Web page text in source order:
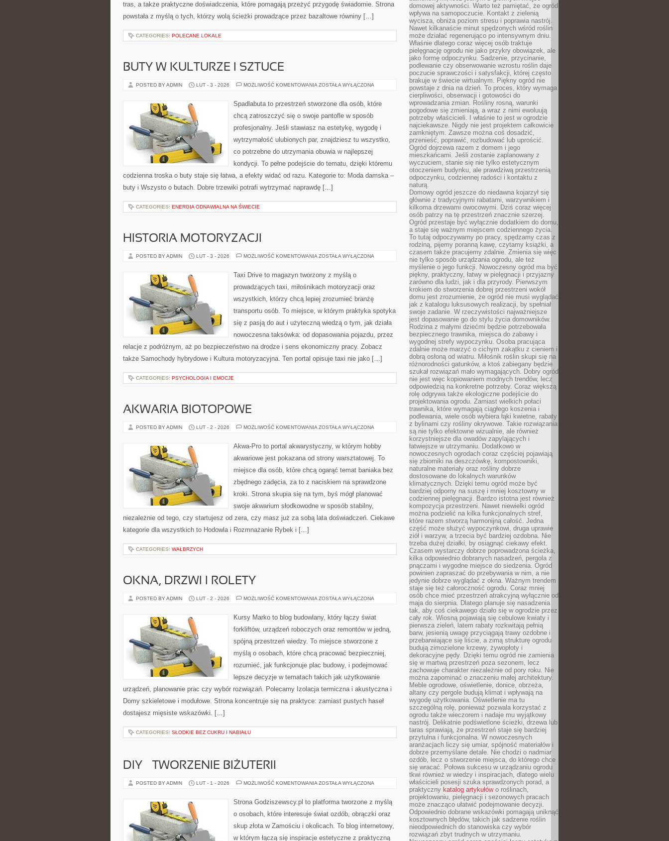
tras, a także praktyczne doświadczenia, które pomagają przeżyć przygodę świadomie. Strona
powstała z myślą o tych, którzy wolą ścieżki prowadzące przez bazaltowe równiny […]
CATEGORIES: POLECANE LOKALE
BUTY W KULTURZE I SZTUCE
POSTED BY ADMIN LUT - 3 - 2026 MOŻLIWOŚĆ KOMENTOWANIA BUTY
SZTUCE
ZOSTAŁA WYŁĄCZONA
Spadlabuta to przestrzeń stworzone dla osób, które
chcą zatroszczyć się o swoje pantofle w sposób
profesjonalny. Jeśli stawiasz na estetykę, wygodę i
wytrzymałość ulubionych par, znajdziesz tu wszystko,
co potrzebne do utrzymania obuwia w najlepszej
kondycji. To pełne podejście do tematu, dzięki któremu
codzienna troska o buty staje się łatwa, a efekty widać od razu. Kategorie to: Moda damska –
buty i Wszysto o butach. Dobre trzewiki potrafi wytrzymać naprawdę […]
CATEGORIES: ENERGIA ODNAWIALNA NA ŚWIECIE
HISTORIA MOTORYZACJI
POSTED BY ADMIN LUT - 3 - 2026 MOŻLIWOŚĆ KOMENTOWANIA HISTORIA
ZOSTAŁA WYŁĄCZONA
Taxi Drive to magazyn tworzony z myślą o
prowadzących taxi, miłośnikach motoryzacji oraz
wszystkich, którzy chcą lepiej zrozumieć branżę
transportu osób. To miejsce, w którym praktyka spotyka
się z pasją do aut i użyteczną wiedzą o tym, jak działa
nowoczesna taksówka: od dopasowania pojazdu, przez
relacje z podróżnym, aż po bezpieczeństwo na drodze i sens ekonomiczny pracy. Zobacz
także Samochody hybrydowe i Kultura motoryzacyjna. Ten portal opisuje taxi nie jako […]
CATEGORIES: PSYCHOLOGIA I EMOCJE
AKWARIA BIOTOPOWE
POSTED BY ADMIN LUT - 2 - 2026 MOŻLIWOŚĆ KOMENTOWANIA AKWARIA
ZOSTAŁA WYŁĄCZONA
Akwa-Pro to portal akwarystyczny, w którym hobby
akwariowe jest pokazana od strony warsztatowej. To
miejsce dla osób, które chcą ogarąć temat baniaka bez
zbędnego zadęcia, za to z naciskiem na sprawdzone
kroki. Strona skupia się na tym, byś mógł planować
swoje akwarium słodkowodne w sposób stabilny,
niezależnie od tego, czy startujesz od zera, czy masz już za sobą lata doświadczeń. Ciekawe
kategorie dla wszystkich to Hodowla i Rozmnażanie Rybek i […]
CATEGORIES: WAŁBRZYCH
OKNA, DRZWI I ROLETY
POSTED BY ADMIN LUT - 2 - 2026 MOŻLIWOŚĆ KOMENTOWANIA OKNA,
ROLETY
ZOSTAŁA WYŁĄCZONA
Kursy Marko to blog budowlany, który łączy świat
forkliftów, urządzeń roboczych oraz remontów w jedną,
spójną przestrzeń wiedzy. To miejsce stworzone z
myślą o osobach, które chcą pracować bezpieczniej,
rozumieć, jak funkcjonuje plac budowy, i podejmować
lepsze decyzje w tematach takich jak użytkowanie
urządzeń, planowanie prac czy wybór rozwiązań. Polecamy Izolacja termiczna i akustyczna i
Domy szkieletowe i modułowe. Strona koncentruje się na praktyce: zamiast pustych haseł
dostajesz mięsiste wskazówki. […]
CATEGORIES: SŁODKIE BEZ CUKRU I NABIAŁU
DIY – TWORZENIE BIŻUTERII
POSTED BY ADMIN LUT - 1 - 2026 MOŻLIWOŚĆ KOMENTOWANIA DIY
BIŻUTERII
ZOSTAŁA WYŁĄCZONA
Strona Godziszewscy.pl to platforma tworzone z myślą
o osobach, które interesuje świat ozdób, obrączki oraz
skup złota w Zamościu i okolicach. To blog internetowy,
w którym łączą się inspiracje estetyczne z praktyczną
domowej aktywności. Warto też pamiętać, że ogród
wpływa na samopoczucie. Kontakt z zielenią
wycisza, obniża poziom stresu i poprawia nastrój.
Nawet kilkanaście minut spędzonych wśród roślin
może działać regenerująco po intensywnym dniu.
Właśnie dlatego coraz więcej osób traktuje
pielęgnację ogrodu nie jako przykry obowiązek, ale
jako formę odpoczynku. Sadzenie, przycinanie,
podlewanie czy obserwowanie wzrostu roślin daje
poczucie sprawczości i satysfakcji, której często
brakuje w świecie wirtualnym. Piękny ogród nie
powstaje z dnia na dzień. To proces, który wymaga
cierpliwości, obserwacji i gotowości do
wprowadzania zmian. Rośliny rosną, warunki
pogodowe się zmieniają, a wraz z nimi ewoluują
potrzeby właścicieli. I właśnie to jest w ogrodzie
najciekawsze. Nigdy nie jest projektem całkowicie
zamkniętym. Zawsze można coś dosadzić,
przenieść, poprawić, rozbudować lub uprościć.
Ogród dojrzewa razem z domem i jego
mieszkańcami. Jeśli zostanie zaplanowany z
wyczuciem, stanie się nie tylko estetycznym
otoczeniem budynku, ale prawdziwą przestrzenią
odpoczynku, codziennej radości i kontaktu z
naturą.
Domowy ogród jeszcze do niedawna kojarzył się
głównie z tradycyjnymi rabatami, warzywnikiem i
kilkoma drzewami owocowymi. Dziś coraz więcej
osób patrzy na tę przestrzeń znacznie szerzej.
Ogród przestaje być wyłącznie dodatkiem do domu,
a staje się ważnym miejscem codziennego życia.
To tutaj odpoczywamy po pracy, spędzamy czas z
rodziną, pijemy poranną kawę, czytamy książki, a
czasem także pracujemy zdalnie. Zmienia się więc
nie tylko sposób urządzania ogrodu, ale też
myślenie o jego funkcji. Nowoczesny ogród ma być
piękny, praktyczny, łatwy w pielęgnacji i przyjazny
zarówno dla ludzi, jak i dla przyrody. Pierwszym
krokiem do stworzenia dobrej przestrzeni wokół
domu jest zrozumienie, że ogród nie musi wyglądać
jak z katalogu luksusowych realizacji, by spełniał
swoje zadanie. W rzeczywistości najważniejsze
jest dopasowanie go do stylu życia domowników.
Rodzina z małymi dziećmi będzie potrzebowała
bezpiecznego trawnika, miejsca do zabawy i
wygodnej strefy wypoczynku. Osoba pracująca
zdalnie może marzyć o cichym zakątku z cieniem i
dobrą osłoną od wiatru. Miłośnik roślin skupi się na
różnorodności gatunków, a ktoś zabiegany będzie
szukał rozwiązań mało wymagających. Dobry ogród
nie jest więc kopiowaniem modnych trendów, lecz
odpowiedzią na konkretne potrzeby. Coraz większą
rolę odgrywa także ekologiczne podejście do
projektowania ogrodu. Zamiast wielkich połaci
trawnika, które wymagają ciągłego koszenia i
podlewania, wiele osób wybiera łąki kwietne, rabaty
z bylinami czy rośliny okrywowe. Takie rozwiązania
są nie tylko efektowne wizualnie, ale również
korzystniejsze dla owadów zapylających i
łatwiejsze w utrzymaniu. Dodatkowo w
nowoczesnych ogrodach coraz częściej pojawiają
się zbiorniki na deszczówkę, kompostowniki,
naturalne materiały oraz rośliny dobrze
dostosowane do lokalnych warunków
klimatycznych. Dzięki temu ogród może być
bardziej odporny na suszę i mniej kosztowny w
codziennej pielęgnacji. Bardzo istotna jest również
kompozycja przestrzeni. Nawet niewielki ogród
można podzielić na kilka funkcjonalnych stref,
które razem stworzą harmonijną całość. Jedna
część może służyć wypoczynkowi, druga uprawie
ziół i warzyw, a trzecia być bardziej ozdobna. Nie
trzeba dużej działki, by osiągnąć ciekawy efekt.
Czasem wystarczy dobrze poprowadzona ścieżka,
kilka odpowiednio dobranych nasadzeń, pergola z
pnączami i wygodne miejsce do siedzenia. Ogród
powinien zapraszać do przebywania w nim, a nie
jedynie dobrze wyglądać z okna. Ważnym trendem
staje się też całoroczność ogrodu. Coraz mniej
osób chce mieć przestrzeń atrakcyjną wyłącznie od
maja do sierpnia. Dlatego planuje się nasadzenia
tak, aby coś ciekawego działo się w ogrodzie przez
cały rok. Wiosną pojawiają się cebulowe kwiaty i
pierwsza zieleń, latem rabaty rozkwitają pełnią
barw, jesienią uwagę przyciągają trawy ozdobne i
przebarwiające się liście, a zimą strukturę ogrodu
budują zimozielone krzewy, żywopłoty i
dekoracyjne pędy. Dzięki temu ogród nie zamienia
się w martwą przestrzeń poza sezonem, lecz
zachowuje charakter niezależnie od pory roku. Nie
można zapominać o znaczeniu małej architektury.
Meble ogrodowe, oświetlenie, donice, obrzeża,
altany czy pergole budują klimat i wpływają na
wygodę użytkowania. Oświetlenie ma tu
szczególną rolę, ponieważ pozwala korzystać z
ogrodu także wieczorem i nadaje mu wyjątkowy
nastrój. Delikatnie podświetlone ścieżki, drzewa lub
taras sprawiają, że przestrzeń staje się bardziej
przytulna i funkcjonalna. W nowoczesnych
aranżacjach liczy się umiar, spójność materiałów i
dobrze przemyślane detale. Nie chodzi o nadmiar
ozdób, lecz o stworzenie miejsca, do którego chce
się wracać. Połowa sukcesu w urządzaniu ogrodu
tkwi również w wiedzy i inspiracjach, dlatego wielu
właścicieli posesji szuka sprawdzonych porad, a
praktyczny katalog artykułówo roślinach,
projektowaniu, pielęgnacji i sezonowych pracach
może znacząco ułatwić podejmowanie decyzji.
Odpowiednio dobrane wskazówki pomagają uniknąć
kosztownych błędów, takich jak sadzenie roślin
nieodpowiednich do stanowiska czy wybór
rozwiązań zbyt trudnych w utrzymaniu.